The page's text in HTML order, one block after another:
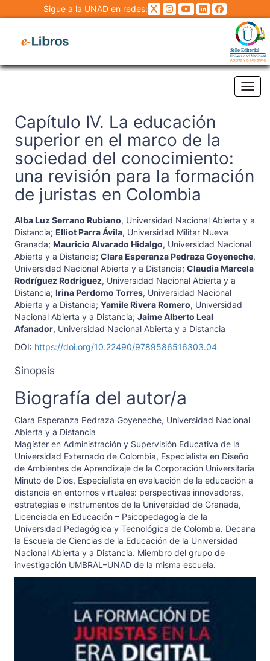
Sigue a la UNAD en redes:
Capítulo IV. La educación
superior en el marco de la
sociedad del conocimiento:
una revisión para la formación
de juristas en Colombia
Alba Luz Serrano Rubiano, Universidad Nacional Abierta y a
Distancia; Elliot Parra Ávila, Universidad Militar Nueva
Granada; Mauricio Alvarado Hidalgo, Universidad Nacional
Abierta y a Distancia; Clara Esperanza Pedraza Goyeneche,
Universidad Nacional Abierta y a Distancia; Claudia Marcela
Rodríguez Rodríguez, Universidad Nacional Abierta y a
Distancia; Irina Perdomo Torres, Universidad Nacional
Abierta y a Distancia; Yamile Rivera Romero, Universidad
Nacional Abierta y a Distancia; Jaime Alberto Leal
Afanador, Universidad Nacional Abierta y a Distancia
DOI: https://doi.org/10.22490/9789586516303.04
Sinopsis
Biografía del autor/a
Clara Esperanza Pedraza Goyeneche, Universidad Nacional
Abierta y a Distancia
Magíster en Administración y Supervisión Educativa de la
Universidad Externado de Colombia, Especialista en Diseño
de Ambientes de Aprendizaje de la Corporación Universitaria
Minuto de Dios, Especialista en evaluación de la educación a
distancia en entornos virtuales: perspectivas innovadoras,
estrategias e instrumentos de la Universidad de Granada,
Licenciada en Educación – Psicopedagogía de la
Universidad Pedagógica y Tecnológica de Colombia. Decana
la Escuela de Ciencias de la Educación de la Universidad
Nacional Abierta y a Distancia. Miembro del grupo de
investigación UMBRAL–UNAD de la misma escuela.